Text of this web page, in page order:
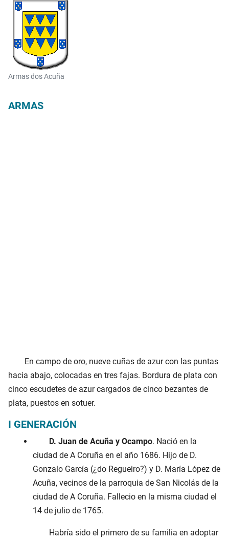
Armas dos Acuña
ARMAS
En campo de oro, nueve cuñas de azur con las puntas
hacia abajo, colocadas en tres fajas. Bordura de plata con
cinco escudetes de azur cargados de cinco bezantes de
plata, puestos en sotuer.
I GENERACIÓN
D. Juan de Acuña y Ocampo. Nació en la
ciudad de A Coruña en el año 1686. Hijo de D.
Gonzalo García (¿do Regueiro?) y D. María López de
Acuña, vecinos de la parroquia de San Nicolás de la
ciudad de A Coruña. Fallecio en la misma ciudad el
14 de julio de 1765.
Habría sido el primero de su familia en adoptar